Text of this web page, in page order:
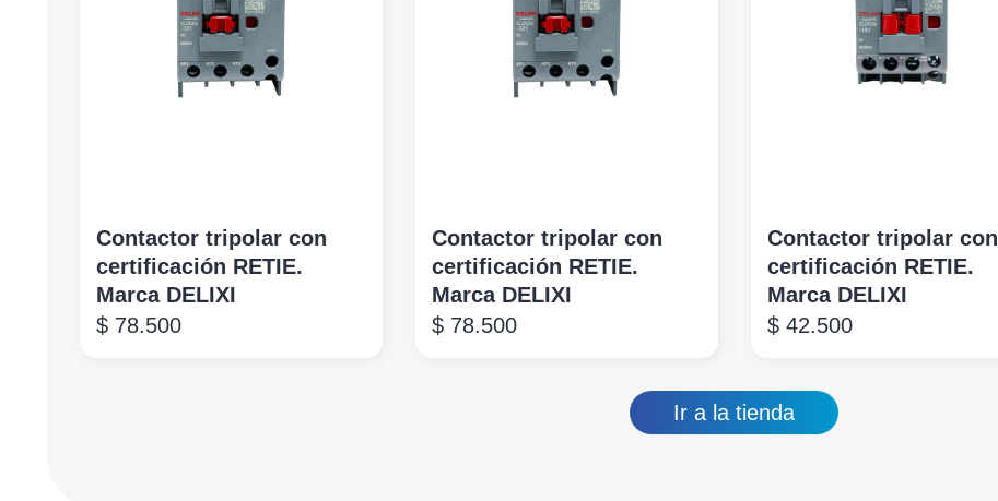
Contactor tripolar con
certificación RETIE.
Marca DELIXI
$ 78.500
Contactor tripolar con
certificación RETIE.
Marca DELIXI
$ 78.500
Contactor tripolar con
certificación RETIE.
Marca DELIXI
$42.500
Ir a la tienda